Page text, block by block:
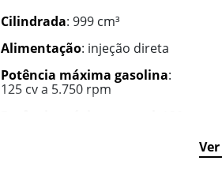
Cilindrada : 999 cm³
Alimentação : injeção direta
Potência máxima gasolina:
125 cv a 5.750 rpm